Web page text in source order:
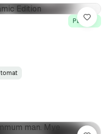
På lager
Lagre